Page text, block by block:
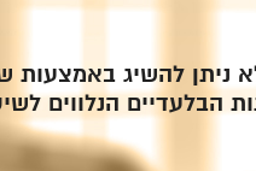
ניתן להשיג באמצעות
הבלעדיים הנלווים